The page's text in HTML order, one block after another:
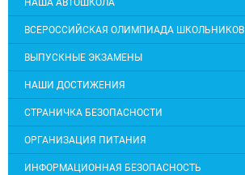
НАША АВТОШКОЛА
ВСЕРОССИЙСКАЯ ОЛИМПИАДА ШКОЛЬНИКОВ
ВЫПУСКНЫЕ ЭКЗАМЕНЫ
НАШИ ДОСТИЖЕНИЯ
СТРАНИЧКА БЕЗОПАСНОСТИ
ОРГАНИЗАЦИЯ ПИТАНИЯ
ИНФОРМАЦИОННАЯ БЕЗОПАСНОСТЬ